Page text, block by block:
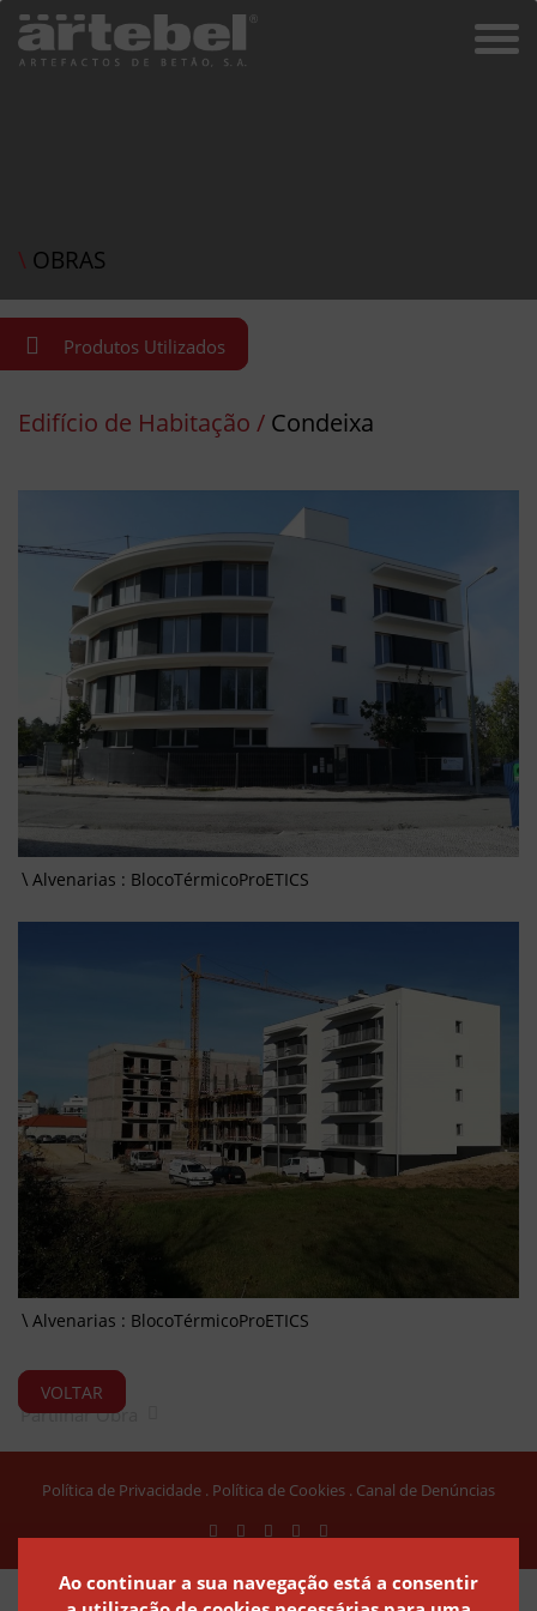
\ OBRAS
Produtos Utilizados
Edifício de Habitação / Condeixa
Alvenarias : BlocoTérmicoProETICS
Alvenarias : BlocoTérmicoProETICS
VOLTAR
Partilhar Obra
Política de Privacidade Política de Cookies Canal de Denúncias
Ao continuar a sua navegação está a consentir